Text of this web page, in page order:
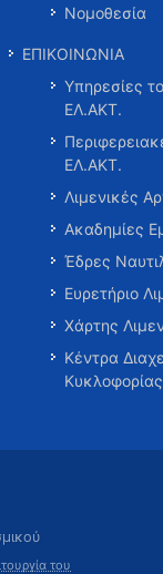
Νομοθεσία
ΕΠΙΚΟΙΝΩΝΙΑ
Υπηρεσίες
ΕΛ.ΑΚΤ.
ΕΛ.ΑΚΤ.
Λιμενικές
Ακαδημίες
Έδρες
Ευρετήριο
Χάρτης
Κέντρα
του